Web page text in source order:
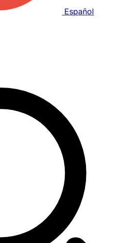
Español